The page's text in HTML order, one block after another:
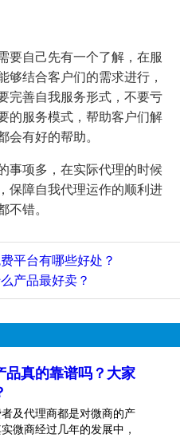
自己先有一个了解，在服
够结合客户们的需求进行，
完善自我服务形式，不要亏
的服务模式，帮助客户们解
会有好的帮助。
项多，在实际代理的时候
保障自我代理运作的顺利进
不错。
平台有哪些好处？
产品最好卖？
品真的靠谱吗？大家
及代理商都是对微商的产
微商经过几年的发展中，